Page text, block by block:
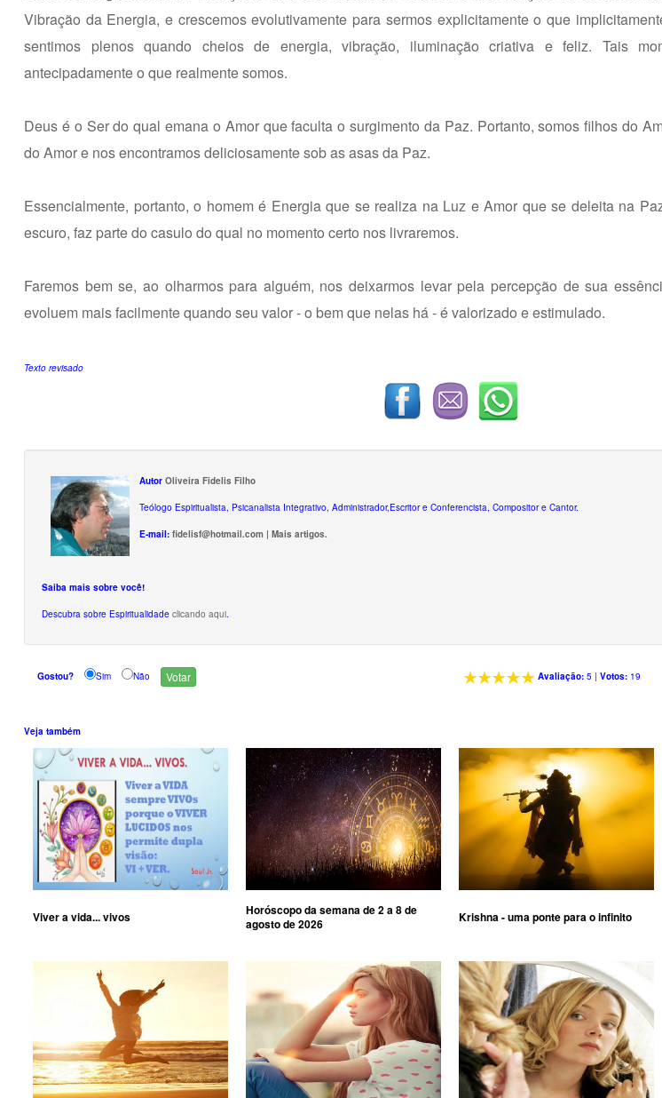
Vibração da Energia, e crescemos evolutivamente para sermos explicitamente o que
sentimos plenos quando cheios de energia, vibração, iluminação criativa e feliz. Tais
antecipadamente o que realmente somos.
Deus é o Ser do qual emana o Amor que faculta o surgimento da Paz. Portanto, somos filhos do
do Amor e nos encontramos deliciosamente sob as asas da Paz.
Essencialmente, portanto, o homem é Energia que se realiza na Luz e Amor que se deleita na
escuro, faz parte do casulo do qual no momento certo nos livraremos.
Faremos bem se, ao olharmos para alguém, nos deixarmos levar pela percepção de sua
evoluem mais facilmente quando seu valor - o bem que nelas há - é valorizado e estimulado.
Texto revisado
Autor Oliveira Fidelis Filho
Teólogo Espiritualista, Psicanalista Integrativo, Administrador,Escritor e Conferencista, Compositor e Cantor.
E-mail: fidelisf@hotmail.com | Mais artigos.
Saiba mais sobre você!
Descubra sobre Espiritualidade clicando aqui.
Gostou? Sim Não Avaliação:5 | Votos:19
Veja também
Viver a vida... vivos
Horóscopo da semana de 2 a 8 de
agosto de 2026
Krishna - uma ponte para o infinito